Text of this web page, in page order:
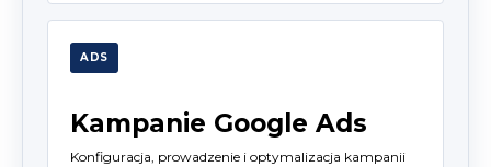
ADS
Kampanie Google Ads
Konfiguracja, prowadzenie i optymalizacja kampanii